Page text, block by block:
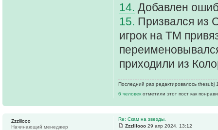
14. Добавлен
15. Призвался из
игрок на ТМ
приходили из
Последний раз редактировалось thesubj
6 человек отметили этот пост как
Re: Скам на звезды.
Zzzlllooo 29 апр 2024, 13:12
Zzzlllooo
Начинающий менеджер